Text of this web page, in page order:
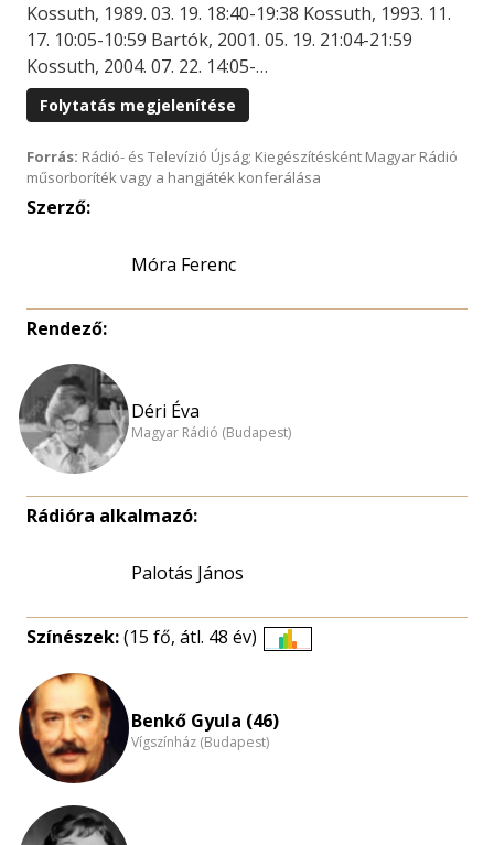
Kossuth, 1989. 03. 19. 18:40-19:38 Kossuth, 1993. 11.
17. 10:05-10:59 Bartók, 2001. 05. 19. 21:04-21:59
Kossuth, 2004. 07. 22. 14:05-…
Folytatás megjelenítése
Forrás: Rádió- és Televízió Újság; Kiegészítésként Magyar Rádió
műsorboríték vagy a hangjáték konferálása
Szerző:
Móra Ferenc
Rendező:
Déri Éva
Magyar Rádió (Budapest)
Rádióra alkalmazó:
Palotás János
Színészek:(15 fő, átl. 48 év)
Benkő Gyula (46)
Vígszínház (Budapest)